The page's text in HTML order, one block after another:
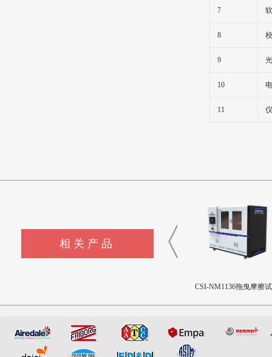
7
8
9
10
11
相关产品
CSI-NM1136拖曳摩擦